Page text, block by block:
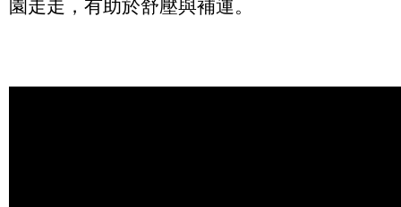
園走走，有助於舒壓與補運。